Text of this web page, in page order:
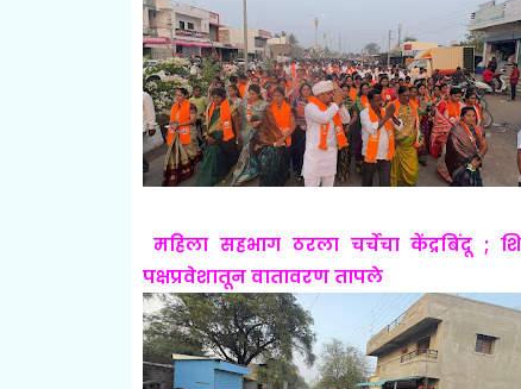
महिला सहभाग ठरला चर्चेचा केंद्रबिंदू ;
पक्षप्रवेशातून वातावरण तापले